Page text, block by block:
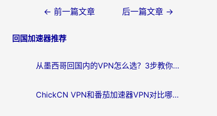
导
← 前一篇文章 后一篇文章 →
回国加速器推荐
从墨西哥回国内的VPN怎么选？3步教你无缝刷剧、玩国服游戏
ChickCN VPN和番茄加速器VPN对比哪个回国效果更好？海外党亲测后的真实答案